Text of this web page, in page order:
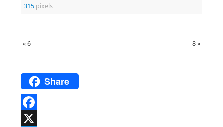
315 pixels
«6 8»
Share
Facebook